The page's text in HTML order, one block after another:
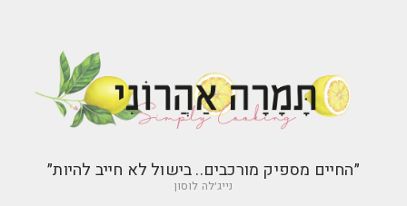
״החיים מספיק מורכבים.. בישול לא חייב להיות״
נייג׳לה לוסון